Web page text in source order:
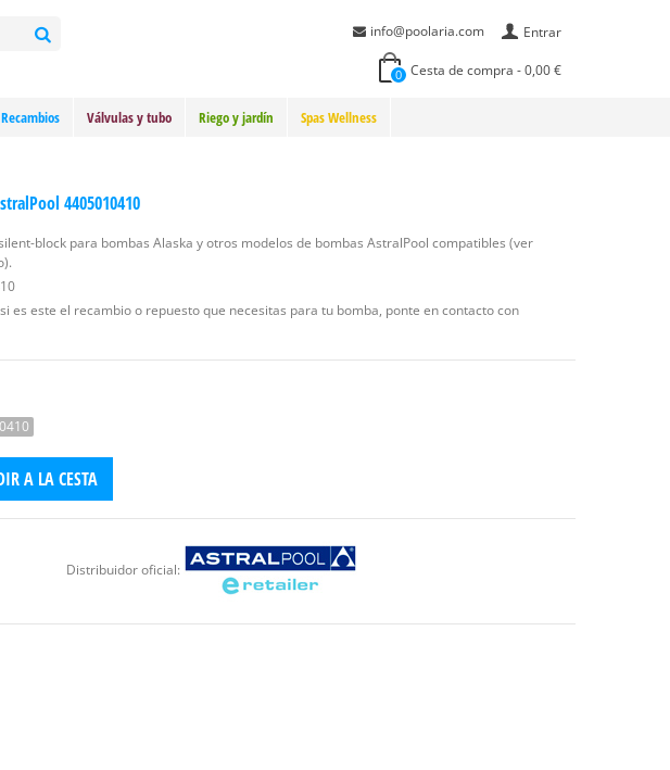
Entrar
info@poolaria.com
0 Cesta de compra -0,00 €
Recambios Válvulas y tubo Riego y jardín Spas Wellness
4405010410
block para bombas Alaska y otros modelos de bombas AstralPool compatibles (ver
es este el recambio o repuesto que necesitas para tu bomba, ponte en contacto con
A LA CESTA
Distribuidor oficial: